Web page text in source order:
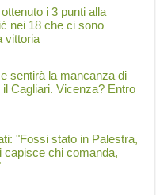
i 3 punti alla
nei 18 che ci sono
vittoria
sentirà la mancanza di
Cagliari. Vicenza? Entro
"Fossi stato in Palestra,
capisce chi comanda,